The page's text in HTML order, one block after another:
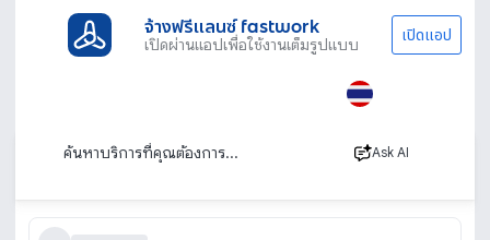
จ้างฟรีแลนซ์ fastwork
เปิดผ่านแอปเพื่อใช้งานเต็มรูปแบบ เปิดแอป
Ask AI
เรียงตาม